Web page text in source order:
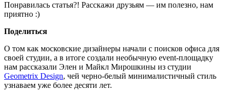
Понравилась статья?! Расскажи друзьям — им полезно, нам
приятно :)
Поделиться
О том как московские дизайнеры начали с поисков офиса для
своей студии, а в итоге создали необычную event-площадку
нам рассказали Элен и Майкл Мирошкины из студии
Geometrix Design, чей черно-белый минималистичный стиль
узнаваем уже более десяти лет.